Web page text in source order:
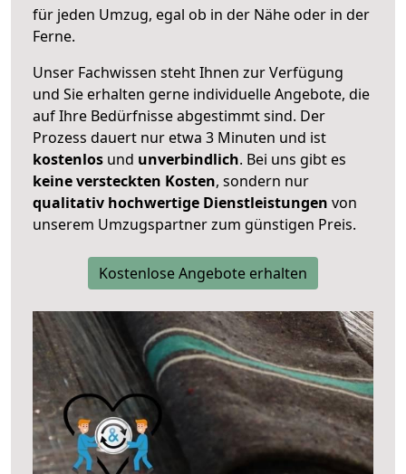
für jeden Umzug, egal ob in der Nähe oder in der
Ferne.
Unser Fachwissen steht Ihnen zur Verfügung
und Sie erhalten gerne individuelle Angebote, die
auf Ihre Bedürfnisse abgestimmt sind. Der
Prozess dauert nur etwa 3 Minuten und ist
kostenlos und unverbindlich. Bei uns gibt es
keine versteckten Kosten, sondern nur
qualitativ hochwertige Dienstleistungen von
unserem Umzugspartner zum günstigen Preis.
Kostenlose Angebote erhalten